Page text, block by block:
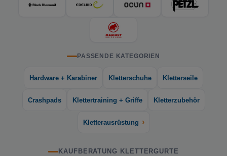
PASSENDE KATEGORIEN
Hardware + Karabiner Kletterschuhe Kletterseile
Crashpads Klettertraining + Griffe Kletterzubehör
Kletterausrüstung ›
KAUFBERATUNG KLETTERGURTE